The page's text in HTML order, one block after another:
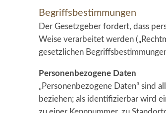
Begriffsbestimmungen
Der Gesetzgeber fordert, dass
Weise verarbeitet werden
gesetzlichen
Personenbezogene Daten
„Personenbezogene Daten“ sind
beziehen; als identifizierbar wird